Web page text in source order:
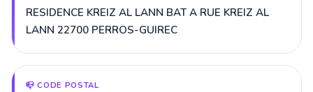
RESIDENCE KREIZ AL LANN BAT A RUE KREIZ AL
LANN 22700 PERROS-GUIREC
📪 CODE POSTAL